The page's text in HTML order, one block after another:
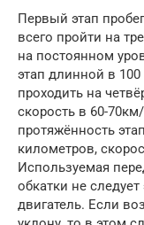
Первый этап
всего пройти на
на постоянном
этап длинной в
проходить на
скорость в 60-
протяжённость
километров,
Используемая
обкатки не следует
двигатель. Если